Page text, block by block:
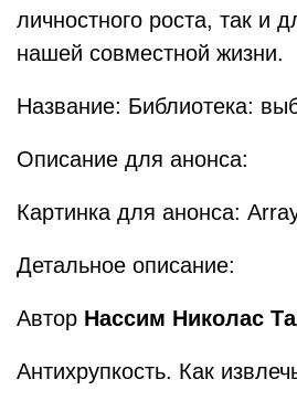
личностного роста, так и
нашей совместной жизни.
Название: Библиотека:
Описание для анонса:
Картинка для анонса:
Детальное описание:
Автор Нассим Николас
Антихрупкость. Как